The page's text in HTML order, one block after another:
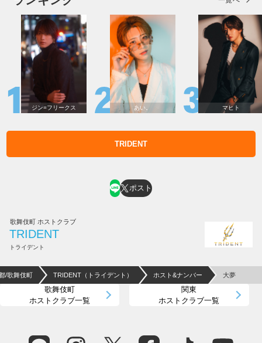
ジン=フリークス あい。 マヒト
TRIDENT
ポスト
歌舞伎町 ホストクラブ
TRIDENT
トライデント
/歌舞伎町 TRIDENT（トライデント） ホスト&ナンバー 大夢
歌舞伎町
ホストクラブ一覧
関東
ホストクラブ一覧